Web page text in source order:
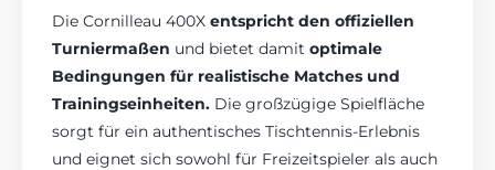
Die Cornilleau 400Xentspricht den offiziellen
Turniermaßen und bietet damitoptimale
Bedingungen für realistische Matches und
Trainingseinheiten. Die großzügige Spielfläche
sorgt für ein authentisches Tischtennis-Erlebnis
und eignet sich sowohl für Freizeitspieler als auch